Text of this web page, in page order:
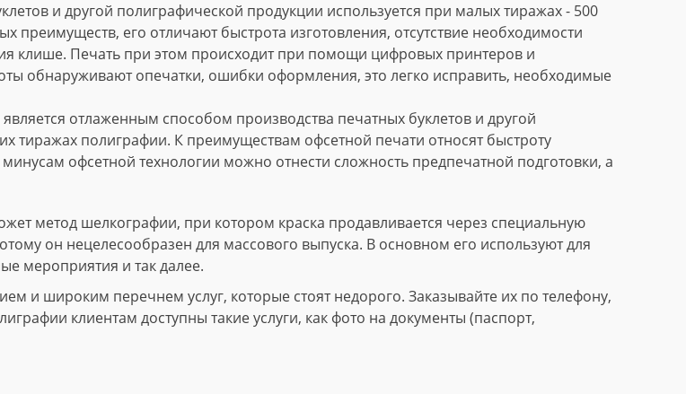
и другой полиграфической продукции используется при малых тиражах - 500
его отличают быстрота изготовления, отсутствие необходимости
клише. Печать при этом происходит при помощи цифровых принтеров и
обнаруживают опечатки, ошибки оформления, это легко исправить, необходимые
отлаженным способом производства печатных буклетов и другой
полиграфии. К преимуществам офсетной печати относят быстроту
офсетной технологии можно отнести сложность предпечатной подготовки, а
метод шелкографии, при котором краска продавливается через специальную
он нецелесообразен для массового выпуска. В основном его используют для
мероприятия и так далее.
и широким перечнем услуг, которые стоят недорого. Заказывайте их по телефону,
клиентам доступны такие услуги, как фото на документы (паспорт,